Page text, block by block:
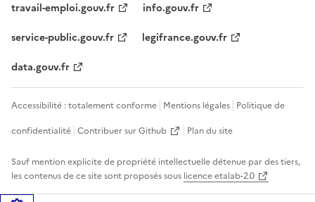
travail-emploi.gouv.fr
info.gouv.fr
service-public.gouv.fr
legifrance.gouv.fr
data.gouv.fr
Accessibilité : totalement conforme Mentions légales Politique de
confidentialité Contribuer sur Github Plan du site
Sauf mention explicite de propriété intellectuelle détenue par des tiers,
les contenus de ce site sont proposés sous licence etalab-2.0